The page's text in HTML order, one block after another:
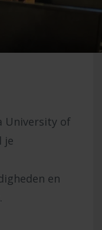
University of
je
en